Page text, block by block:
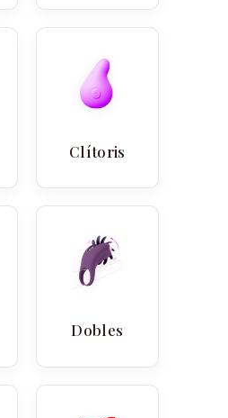
Clítoris
Dobles